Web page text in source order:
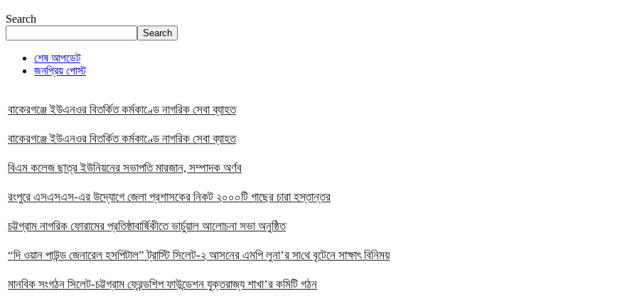
Search
Search
শেষ আপডেট
জনপ্রিয় পোস্ট
বাকেরগঞ্জে ইউএনওর বিতর্কিত কর্মকাণ্ডে নাগরিক সেবা ব্যাহত
বাকেরগঞ্জে ইউএনওর বিতর্কিত কর্মকাণ্ডে নাগরিক সেবা ব্যাহত
বিএম কলেজ ছাত্র ইউনিয়নের সভাপতি মারজান, সম্পাদক অর্ণব
রংপুরে এসএসএস-এর উদ্যোগে জেলা প্রশাসকের নিকট ২০০০টি গাছের চারা হস্তান্তর
চট্টগ্রাম নাগরিক ফোরামের প্রতিষ্ঠাবার্ষিকীতে ভার্চুয়াল আলোচনা সভা অনুষ্ঠিত
“দি ওয়ান পাউন্ড জেনারেল হসপিটাল” ট্রাস্টি সিলেট-২ আসনের এমপি লুনা’র সা‌থে বৃটেনে সাক্ষাৎ বিনিময়
মানবিক সংগঠন সিলেট-চট্টগ্রাম ফ্রেন্ডশিপ ফাউন্ডেশন যুক্তরাজ্য শাখা’র কমিটি গঠন